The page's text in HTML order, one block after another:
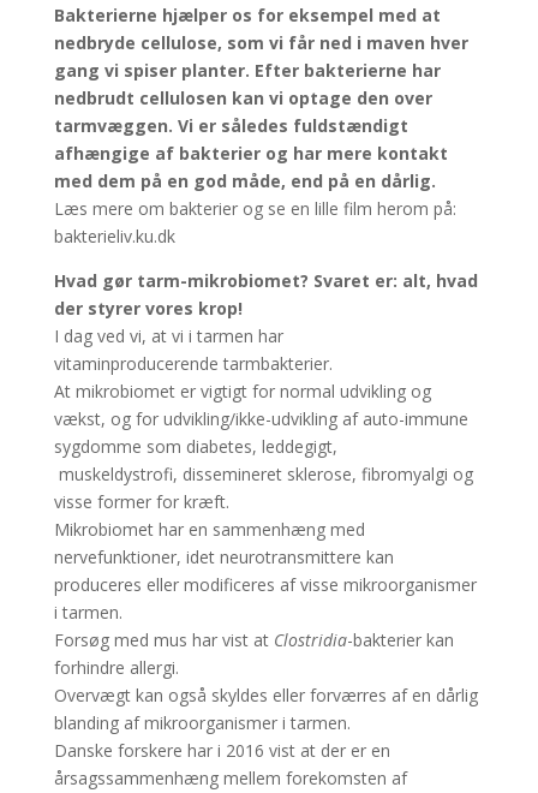
Bakterierne hjælper os for eksempel med at
nedbryde cellulose, som vi får ned i maven hver
gang vi spiser planter. Efter bakterierne har
nedbrudt cellulosen kan vi optage den over
tarmvæggen. Vi er således fuldstændigt
afhængige af bakterier og har mere kontakt
med dem på en god måde, end på en dårlig.
Læs mere om bakterier og se en lille film herom på:
bakterieliv.ku.dk
Hvad gør tarm-mikrobiomet? Svaret er: alt, hvad
der styrer vores krop!
I dag ved vi, at vi i tarmen har
vitaminproducerende tarmbakterier.
At mikrobiomet er vigtigt for normal udvikling og
vækst, og for udvikling/ikke-udvikling af auto-immune
sygdomme som diabetes, leddegigt,
muskeldystrofi, dissemineret sklerose, fibromyalgi og
visse former for kræft.
Mikrobiomet har en sammenhæng med
nervefunktioner, idet neurotransmittere kan
produceres eller modificeres af visse mikroorganismer
i tarmen.
Forsøg med mus har vist at Clostridia-bakterier kan
forhindre allergi.
Overvægt kan også skyldes eller forværres af en dårlig
blanding af mikroorganismer i tarmen.
Danske forskere har i 2016 vist at der er en
årsagssammenhæng mellem forekomsten af